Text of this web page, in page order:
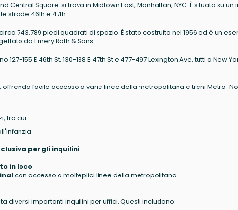
Central Square, si trova in Midtown East, Manhattan, NYC. È situato su un
strade 46th e 47th.
743.789 piedi quadrati di spazio. È stato costruito nel 1956 ed è un
da Emery Roth & Sons.
155 E 46th St, 130-138 E 47th St e 477-497 Lexington Ave, tutti a New
offrendo facile accesso a varie linee della metropolitana e treni Metro-
tra cui:
per gli inquilini
in loco
con accesso a molteplici linee della metropolitana
diversi importanti inquilini per uffici. Questi includono: